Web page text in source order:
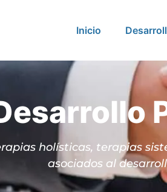
Inicio
holísticas, terapias
asociados al